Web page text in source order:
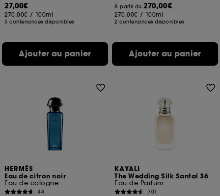
27,00€
270,00€ / 100ml
5 contenances disponibles
Ajouter au panier
À partir de270,00€
270,00€ / 100ml
2 contenances disponibles
Ajouter au panier
HERMÈS
Eau de citron noir
Eau de cologne
44
KAYALI
The Wedding Silk Santal 36
Eau de Parfum
701